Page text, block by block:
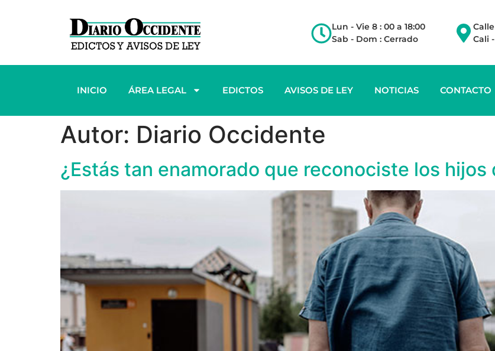
Lun - Vie 8 : 00 a 18:00
Sab - Dom : Cerrado
Cali
INICIO ÁREA LEGAL EDICTOS AVISOS DE LEY NOTICIAS CONTACTO
Autor: Diario Occidente
¿Estás tan enamorado que reconociste los hijos